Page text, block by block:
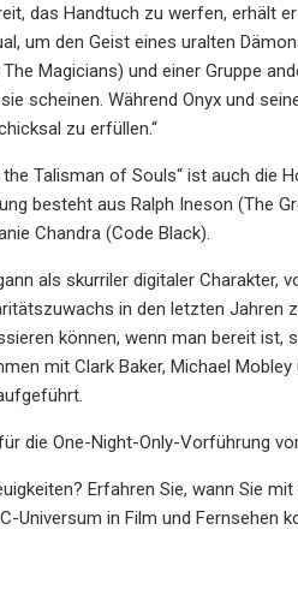
das Handtuch zu werfen, erhält
um den Geist eines uralten
The Magicians) und einer Gruppe
scheinen. Während Onyx und
zu erfüllen.“
Talisman of Souls“ ist auch die
besteht aus Ralph Ineson (The
Chandra (Code Black).
als skurriler digitaler
in den letzten Jahren
können, wenn man bereit
mit Clark Baker, Michael
die One-Night-Only-Vorführung
Erfahren Sie, wann Sie
Universum in Film und Fernsehen